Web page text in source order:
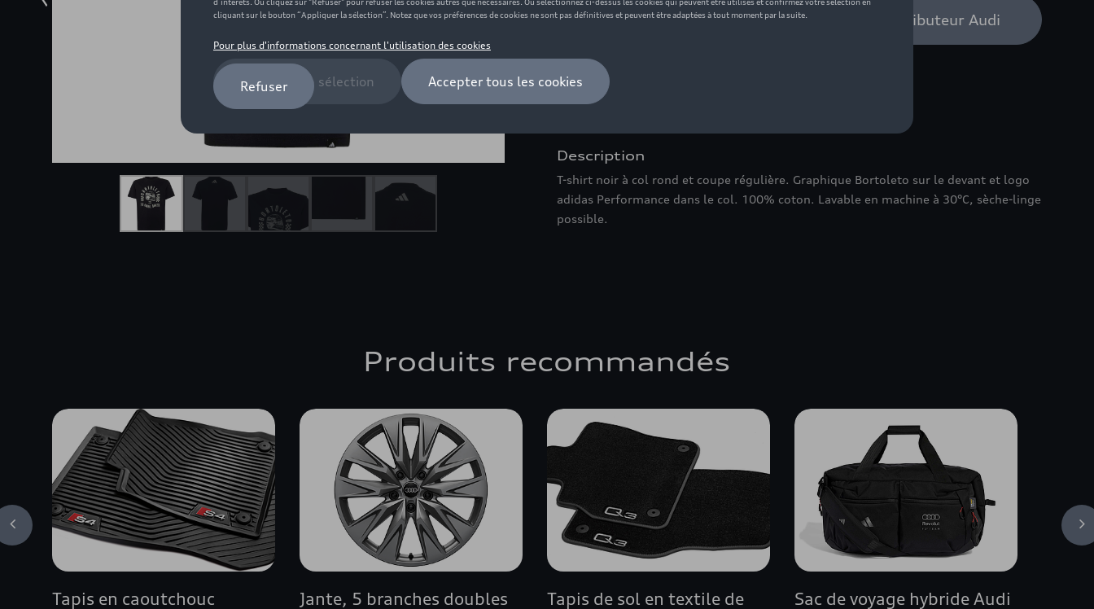
Vérifiez la disponibilité auprès de votre distributeur Audi
Introduction
Description
T-shirt noir à col rond et coupe régulière. Graphique Bortoleto sur le devant et logo
adidas Performance dans le col. 100% coton. Lavable en machine à 30°C, sèche-linge
possible.
Produits recommandés
Tapis en caoutchouc
Jante, 5 branches doubles
Tapis de sol en textile de
Sac de voyage hybride Audi